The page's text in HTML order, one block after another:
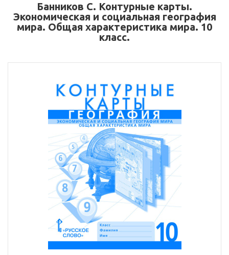
Банников С. Контурные карты.
Экономическая и социальная география
мира. Общая характеристика мира. 10
класс.